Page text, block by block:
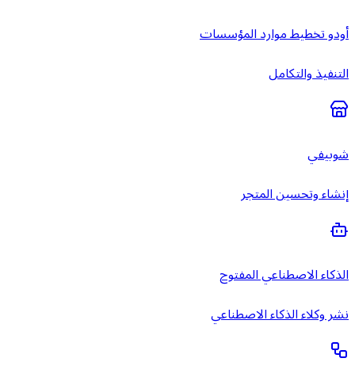
أودو تخطيط موارد المؤسسات
التنفيذ والتكامل
شوبيفي
إنشاء وتحسين المتجر
الذكاء الاصطناعي المفتوح
نشر وكلاء الذكاء الاصطناعي